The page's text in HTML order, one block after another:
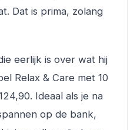
Dat is prima, zolang
eerlijk is over wat hij
Relax & Care met 10
Ideaal als je na
op de bank,